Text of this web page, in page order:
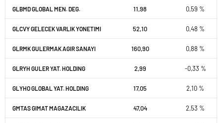
GLBMD GLOBAL MEN. DEG. 11,98 0,59 %
GLCVY GELECEK VARLIK YONETIMI 52,10 0,48 %
GLRMK GULERMAK AGIR SANAYI 160,90 0,88 %
GLRYH GULER YAT. HOLDING 2,99 -0,33 %
GLYHO GLOBAL YAT. HOLDING 17,05 2,10 %
GMTAS GIMAT MAGAZACILIK 47,04 2,53 %